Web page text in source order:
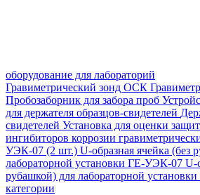
оборудование для лабораторий
Гравиметрический зонд ОСК
Пробозаборник для забора проб
для держателя образцов-свидетелей
свидетелей Установка для оценки
ингибиторов коррозии
УЭК-07 (2 шт.) U-образная ячейка (без
лабораторной установки ГЕ-УЭК-07 U-
рубашкой) для лабораторной
категории